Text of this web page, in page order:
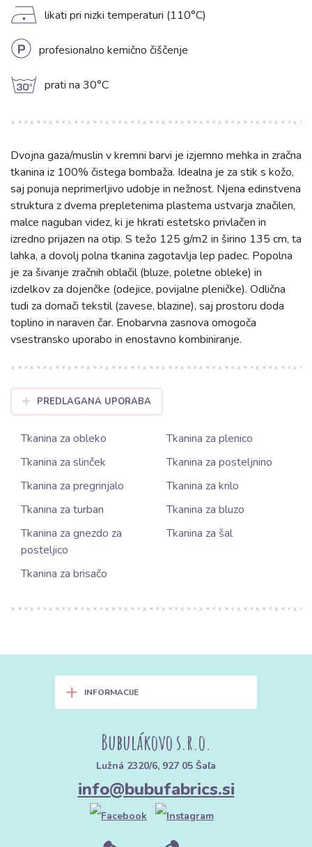
D likati pri nizki temperaturi (110°C)
L profesionalno kemično čiščenje
g prati na 30°C
Dvojna gaza/muslin v kremni barvi je izjemno mehka in zračna
tkanina iz 100% čistega bombaža. Idealna je za stik s kožo,
saj ponuja neprimerljivo udobje in nežnost. Njena edinstvena
struktura z dvema prepletenima plastema ustvarja značilen,
malce naguban videz, ki je hkrati estetsko privlačen in
izredno prijazen na otip. S težo 125 g/m2 in širino 135 cm, ta
lahka, a dovolj polna tkanina zagotavlja lep padec. Popolna
je za šivanje zračnih oblačil (bluze, poletne obleke) in
izdelkov za dojenčke (odejice, povijalne pleničke). Odlična
tudi za domači tekstil (zavese, blazine), saj prostoru doda
toplino in naraven čar. Enobarvna zasnova omogoča
vsestransko uporabo in enostavno kombiniranje.
PREDLAGANA UPORABA
Tkanina za obleko
Tkanina za plenico
Tkanina za slinček
Tkanina za posteljnino
Tkanina za pregrinjalo
Tkanina za krilo
Tkanina za turban
Tkanina za bluzo
Tkanina za gnezdo za
posteljico
Tkanina za šal
Tkanina za brisačo
+ INFORMACIJE
Bubulákovo s.r.o.
Lužná 2320/6, 927 05 Šaľa
info@bubufabrics.si